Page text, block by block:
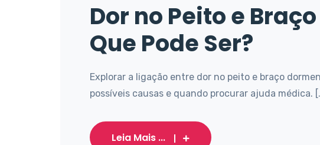
Dor no Peito e
Que Pode Ser?
Explorar a ligação entre dor no peito e braço
possíveis causas e quando procurar ajuda médica.
Leia Mais ...